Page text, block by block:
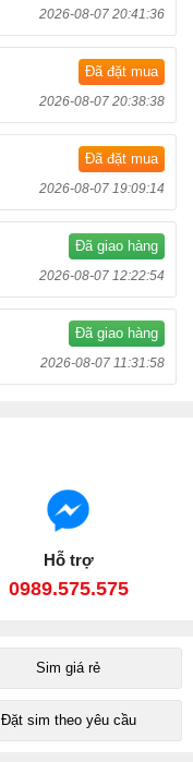
2026-08-07 20:41:36
Đã đặt mua
2026-08-07 20:38:38
Đã đặt mua
2026-08-07 19:09:14
Đã giao hàng
2026-08-07 12:22:54
Đã giao hàng
2026-08-07 11:31:58
Hỗ trợ
0989.575.575
Sim giá rẻ
Đặt sim theo yêu cầu